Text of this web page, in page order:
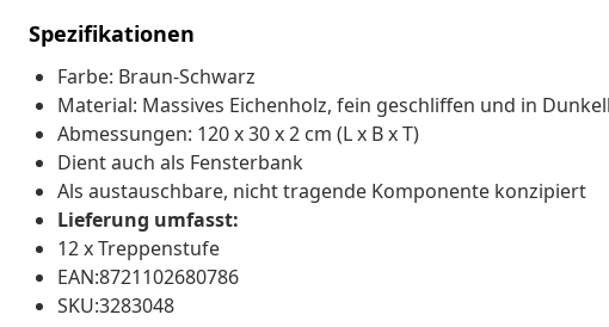
Spezifikationen
Farbe: Braun-Schwarz
Material: Massives Eichenholz, fein geschliffen und in
Abmessungen: 120 x 30 x 2 cm (L x B x T)
Dient auch als Fensterbank
Als austauschbare, nicht tragende Komponente konzipiert
Lieferung umfasst:
12 x Treppenstufe
EAN:8721102680786
SKU:3283048